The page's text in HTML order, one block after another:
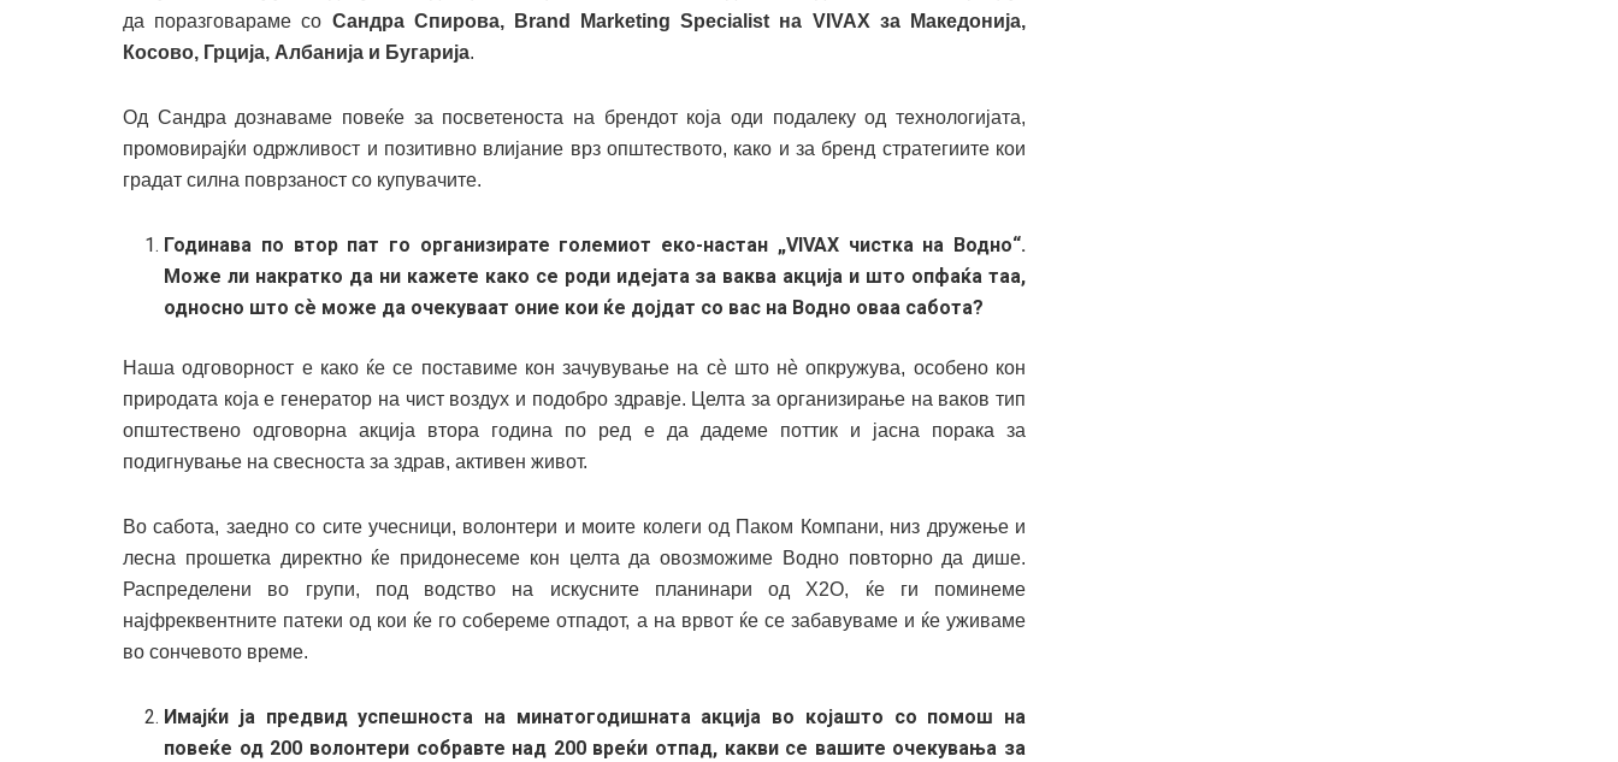
да поразговараме со Сандра Спирова, Brand Marketing Specialist на VIVAX за Македонија,
Косово, Грција, Албанија и Бугарија.
Од Сандра дознаваме повеќе за посветеноста на брендот која оди подалеку од технологијата,
промовирајќи одржливост и позитивно влијание врз општеството, како и за бренд стратегиите кои
градат силна поврзаност со купувачите.
Годинава по втор пат го организирате големиот еко-настан „VIVAX чистка на Водно“.
Може ли накратко да ни кажете како се роди идејата за ваква акција и што опфаќа таа,
односно што сѐ може да очекуваат оние кои ќе дојдат со вас на Водно оваа сабота?
Наша одговорност е како ќе се поставиме кон зачувување на сè што нè опкружува, особено кон
природата која е генератор на чист воздух и подобро здравје. Целта за организирање на ваков тип
општествено одговорна акција втора година по ред е да дадеме поттик и јасна порака за
подигнување на свесноста за здрав, активен живот.
Во сабота, заедно со сите учесници, волонтери и моите колеги од Паком Компани, низ дружење и
лесна прошетка директно ќе придонесеме кон целта да овозможиме Водно повторно да дише.
Распределени во групи, под водство на искусните планинари од Х2О, ќе ги поминеме
најфреквентните патеки од кои ќе го собереме отпадот, а на врвот ќе се забавуваме и ќе уживаме
во сончевото време.
Имајќи ја предвид успешноста на минатогодишната акција во којашто со помош на
повеќе од 200 волонтери собравте над 200 вреќи отпад, какви се вашите очекувања за